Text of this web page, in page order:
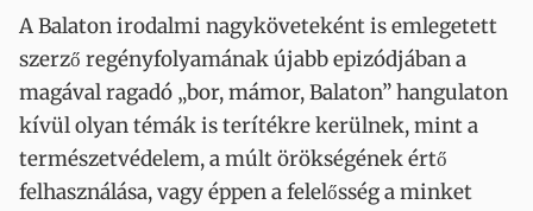
A Balaton irodalmi nagyköveteként is emlegetett
szerző regényfolyamának újabb epizódjában a
magával ragadó „bor, mámor, Balaton” hangulaton
kívül olyan témák is terítékre kerülnek, mint a
természetvédelem, a múlt örökségének értő
felhasználása, vagy éppen a felelősség a minket